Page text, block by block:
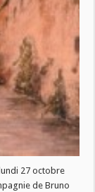
27 octobre
de Bruno